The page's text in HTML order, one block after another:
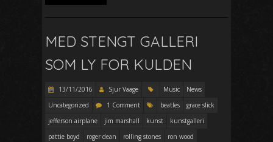
MED STENGT GALLERI
SOM LY FOR KULDEN
13/11/2016 Sjur Vaage Music
News
Uncategorized
1 Comment beatles
grace slick
jefferson airplane
jim marshall kunst
kunstgalleri
pattie boyd
roger dean rolling stones
ron wood